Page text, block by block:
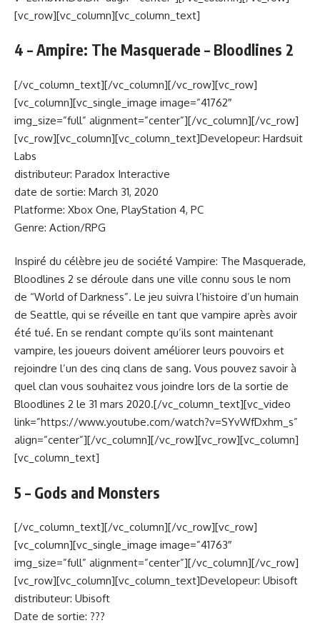
[vc_row][vc_column][vc_column_text]
4 – Ampire: The Masquerade – Bloodlines 2
[/vc_column_text][/vc_column][/vc_row][vc_row]
[vc_column][vc_single_image image=”41762″
img_size=”full” alignment=”center”][/vc_column][/vc_row]
[vc_row][vc_column][vc_column_text]Developeur: Hardsuit
Labs
distributeur: Paradox Interactive
date de sortie: March 31, 2020
Platforme: Xbox One, PlayStation 4, PC
Genre: Action/RPG
Inspiré du célèbre jeu de société Vampire: The Masquerade,
Bloodlines 2 se déroule dans une ville connu sous le nom
de “World of Darkness”. Le jeu suivra l’histoire d’un humain
de Seattle, qui se réveille en tant que vampire après avoir
été tué. En se rendant compte qu’ils sont maintenant
vampire, les joueurs doivent améliorer leurs pouvoirs et
rejoindre l’un des cinq clans de sang. Vous pouvez savoir à
quel clan vous souhaitez vous joindre lors de la sortie de
Bloodlines 2 le 31 mars 2020.[/vc_column_text][vc_video
link=”https://www.youtube.com/watch?v=SYvWfDxhm_s”
align=”center”][/vc_column][/vc_row][vc_row][vc_column]
[vc_column_text]
5 – Gods and Monsters
[/vc_column_text][/vc_column][/vc_row][vc_row]
[vc_column][vc_single_image image=”41763″
img_size=”full” alignment=”center”][/vc_column][/vc_row]
[vc_row][vc_column][vc_column_text]Developeur: Ubisoft
distributeur: Ubisoft
Date de sortie: ???